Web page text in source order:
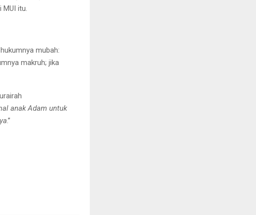
MUI itu.
mubah:
makruh; jika
anak Adam untuk
.”